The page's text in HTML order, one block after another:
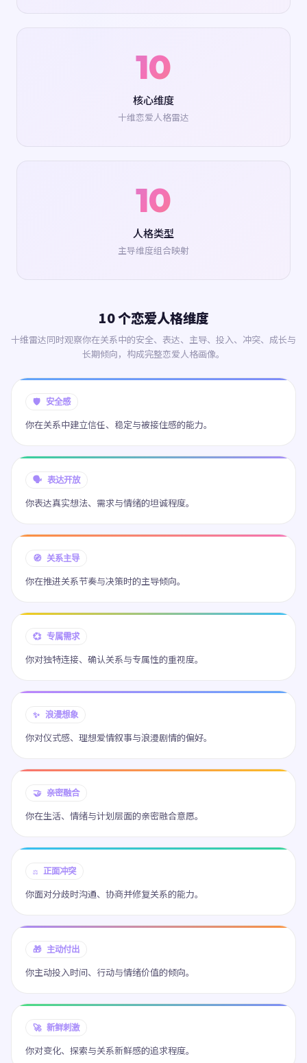
10
核心维度
十维恋爱人格雷达
10
人格类型
主导维度组合映射
10 个恋爱人格维度
十维雷达同时观察你在关系中的安全、表达、主导、投入、冲突、成长与
长期倾向，构成完整恋爱人格画像。
🛡️ 安全感
你在关系中建立信任、稳定与被接住感的能力。
🗣️ 表达开放
你表达真实想法、需求与情绪的坦诚程度。
🧭 关系主导
你在推进关系节奏与决策时的主导倾向。
💞 专属需求
你对独特连接、确认关系与专属性的重视度。
✨ 浪漫想象
你对仪式感、理想爱情叙事与浪漫剧情的偏好。
🤝 亲密融合
你在生活、情绪与计划层面的亲密融合意愿。
⚖️ 正面冲突
你面对分歧时沟通、协商并修复关系的能力。
🎁 主动付出
你主动投入时间、行动与情绪价值的倾向。
🚀 新鲜刺激
你对变化、探索与关系新鲜感的追求程度。